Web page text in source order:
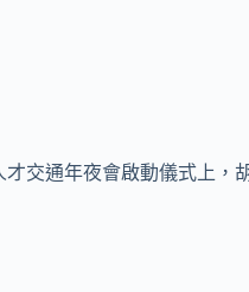
交通年夜會啟動儀式上，